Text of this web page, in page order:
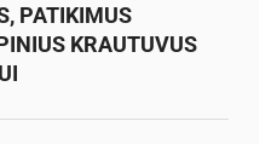
PATIKIMUS
KRAUTUVUS